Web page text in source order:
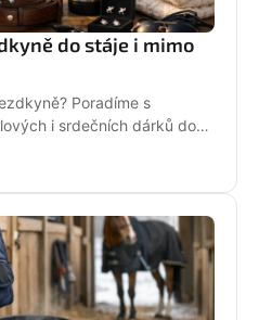
do stáje i mimo
Poradíme s
i srdečních dárků do